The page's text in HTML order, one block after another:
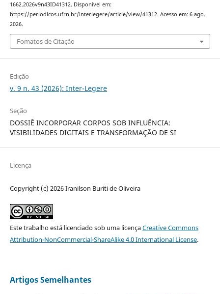
1662.2026v9n43ID41312. Disponível em:
https://periodicos.ufrn.br/interlegere/article/view/41312. Acesso em: 6 ago.
2026.
Fomatos de Citação
Edição
v. 9 n. 43 (2026): Inter-Legere
Seção
DOSSIÊ INCORPORAR CORPOS SOB INFLUÊNCIA:
VISIBILIDADES DIGITAIS E TRANSFORMAÇÃO DE SI
Licença
Copyright (c) 2026 Iranilson Buriti de Oliveira
Este trabalho está licenciado sob uma licençaCreative Commons
Attribution-NonCommercial-ShareAlike 4.0 International License.
Artigos Semelhantes